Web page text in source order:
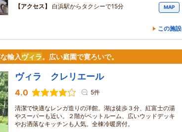
アクセス
白浜駅からタクシーで15分 MAP
この施
輸入ヴィラ。広い庭園で寛ろいで。
ヴィラ クレリエール
4.0 5件
清潔で快適なレンガ造りの洋館。湖は徒歩３分、紅富士の湯
やスーパーも近い。２階がベットルーム、広いウッドデッキ
やお洒落なキッチンも人気。全棟冷暖房付。